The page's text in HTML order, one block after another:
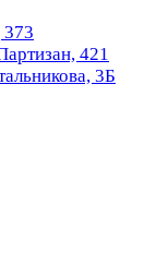
373
421
3Б